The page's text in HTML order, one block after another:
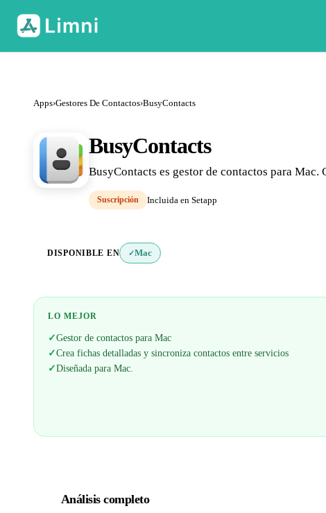
Apps›Gestores De Contactos›BusyContacts
BusyContacts
BusyContacts es gestor de contactos para
Suscripción Incluida en Setapp
DISPONIBLE EN ✓Mac
LO MEJOR
✓Gestor de contactos para Mac
✓Crea fichas detalladas y sincroniza contactos entre servicios
✓Diseñada para Mac.
Análisis completo